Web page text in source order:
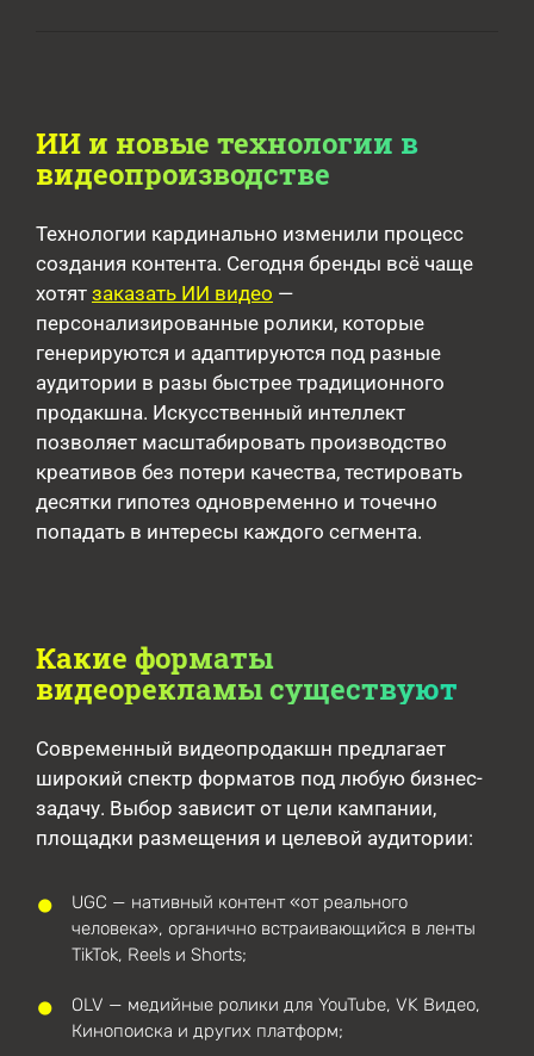
ИИ и новые технологии в
видеопроизводстве
Технологии кардинально изменили процесс
создания контента. Сегодня бренды всё чаще
хотят заказать ИИ видео —
персонализированные ролики, которые
генерируются и адаптируются под разные
аудитории в разы быстрее традиционного
продакшна. Искусственный интеллект
позволяет масштабировать производство
креативов без потери качества, тестировать
десятки гипотез одновременно и точечно
попадать в интересы каждого сегмента.
Какие форматы
видеорекламы существуют
Современный видеопродакшн предлагает
широкий спектр форматов под любую бизнес-
задачу. Выбор зависит от цели кампании,
площадки размещения и целевой аудитории:
UGC — нативный контент «от реального
человека», органично встраивающийся в ленты
TikTok, Reels и Shorts;
OLV — медийные ролики для YouTube, VK Видео,
Кинопоиска и других платформ;